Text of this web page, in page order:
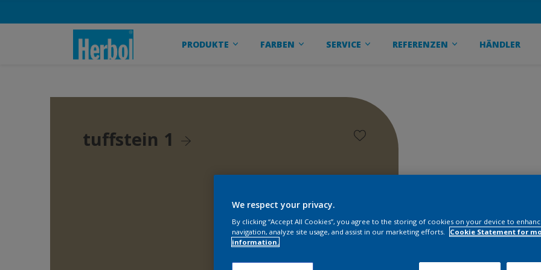
PRODUKTE FARBEN SERVICE REFERENZEN HÄNDLER
tuffstein 1
We respect your privacy.
By clicking “Accept All Cookies”, you agree to the storing of cookies on your device to
navigation, analyze site usage, and assist in our marketing efforts.
Cookie Statement for
information.